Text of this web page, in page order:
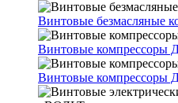
Винтовые безмасляные
Винтовые компрессоры
Винтовые